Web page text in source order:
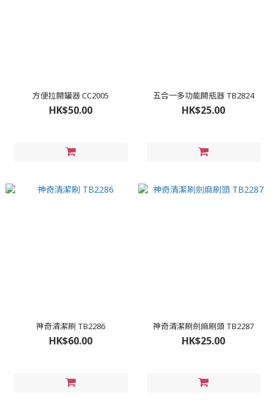
方便拉開罐器 CC2005
HK$50.00
五合一多功能開瓶器 TB2824
HK$25.00
神奇清潔刷 TB2286
HK$60.00
神奇清潔刷劍麻刷頭 TB2287
HK$25.00